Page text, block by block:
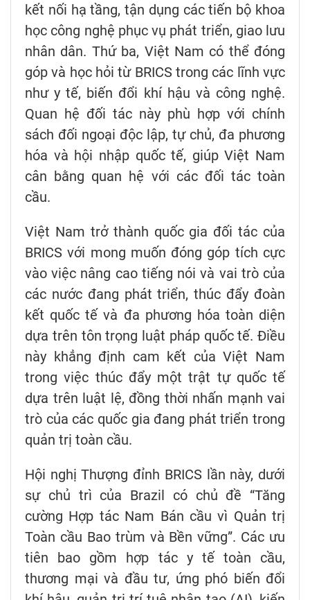
kết nối hạ tầng, tận dụng các tiến bộ khoa
học công nghệ phục vụ phát triển, giao lưu
nhân dân. Thứ ba, Việt Nam có thể đóng
góp và học hỏi từ BRICS trong các lĩnh vực
như y tế, biến đổi khí hậu và công nghệ.
Quan hệ đối tác này phù hợp với chính
sách đối ngoại độc lập, tự chủ, đa phương
hóa và hội nhập quốc tế, giúp Việt Nam
cân bằng quan hệ với các đối tác toàn
cầu.
Việt Nam trở thành quốc gia đối tác của
BRICS với mong muốn đóng góp tích cực
vào việc nâng cao tiếng nói và vai trò của
các nước đang phát triển, thúc đẩy đoàn
kết quốc tế và đa phương hóa toàn diện
dựa trên tôn trọng luật pháp quốc tế. Điều
này khẳng định cam kết của Việt Nam
trong việc thúc đẩy một trật tự quốc tế
dựa trên luật lệ, đồng thời nhấn mạnh vai
trò của các quốc gia đang phát triển trong
quản trị toàn cầu.
Hội nghị Thượng đỉnh BRICS lần này, dưới
sự chủ trì của Brazil có chủ đề “Tăng
cường Hợp tác Nam Bán cầu vì Quản trị
Toàn cầu Bao trùm và Bền vững”. Các ưu
tiên bao gồm hợp tác y tế toàn cầu,
thương mại và đầu tư, ứng phó biến đổi